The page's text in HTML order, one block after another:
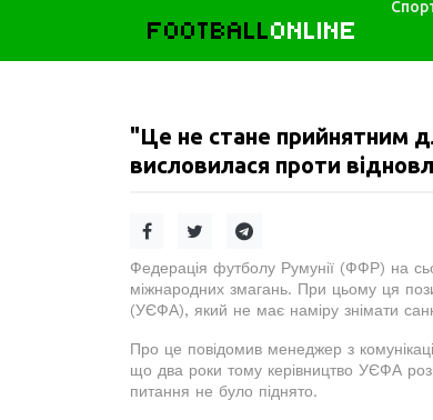
FOOTBALLONLINE
"Це не стане прийнятним
висловилася проти
Федерація футболу Румунії (ФФР) на
міжнародних змагань. При цьому ця
(УЄФА), який не має наміру знімати
Про це повідомив менеджер з
що два роки тому керівництво УЄФА
питання не було піднято.